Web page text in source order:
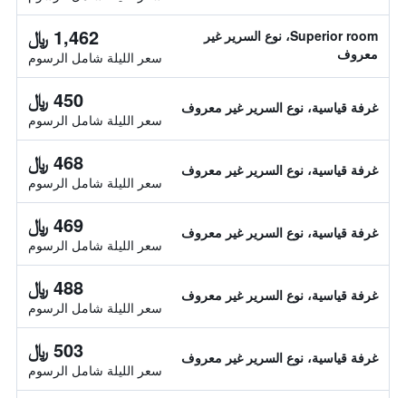
Superior room، نوع السرير غير
معروف
1,462 ﷼
سعر الليلة شامل الرسوم
غرفة قياسية، نوع السرير غير معروف 450 ﷼
سعر الليلة شامل الرسوم
غرفة قياسية، نوع السرير غير معروف 468 ﷼
سعر الليلة شامل الرسوم
غرفة قياسية، نوع السرير غير معروف 469 ﷼
سعر الليلة شامل الرسوم
غرفة قياسية، نوع السرير غير معروف 488 ﷼
سعر الليلة شامل الرسوم
غرفة قياسية، نوع السرير غير معروف 503 ﷼
سعر الليلة شامل الرسوم